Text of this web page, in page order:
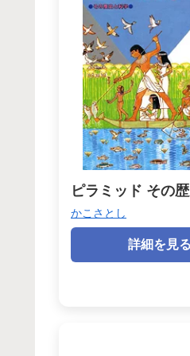
ピラミッド その
かこさとし
詳細を見る